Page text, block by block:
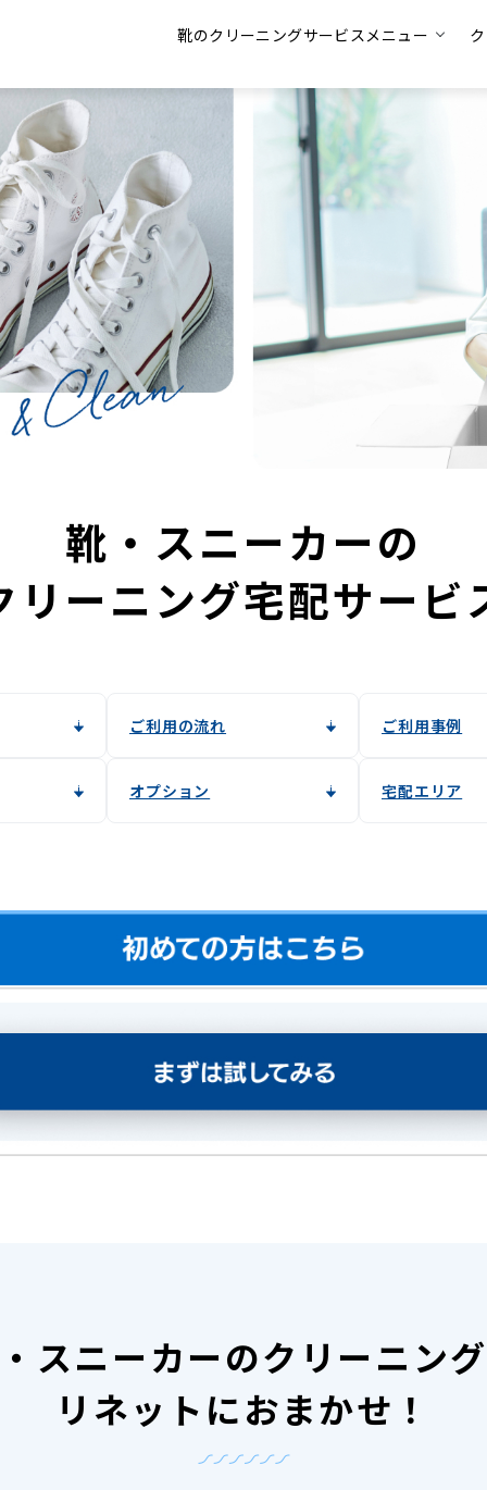
靴のクリーニングサービスメニュー
靴・スニーカーの
リーニング宅配サービ
ご利用の流れ ご利用事例
オプション 宅配エリア
スニーカーのクリーニン
リネットにおまかせ！